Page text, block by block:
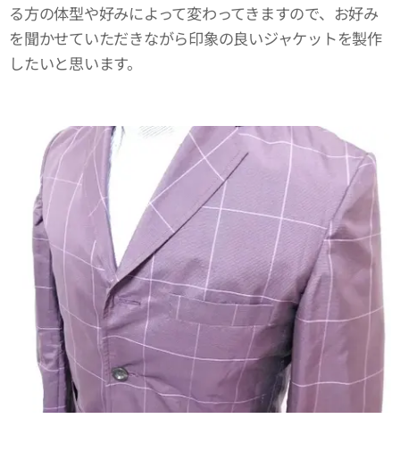
る方の体型や好みによって変わってきますので、お好み
を聞かせていただきながら印象の良いジャケットを製作
したいと思います。